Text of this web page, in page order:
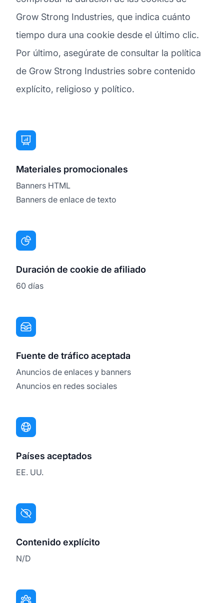
Grow Strong Industries, que indica cuánto
tiempo dura una cookie desde el último clic.
Por último, asegúrate de consultar la política
de Grow Strong Industries sobre contenido
explícito, religioso y político.
Materiales promocionales
Banners HTML
Banners de enlace de texto
Duración de cookie de afiliado
60 días
Fuente de tráfico aceptada
Anuncios de enlaces y banners
Anuncios en redes sociales
Países aceptados
EE. UU.
Contenido explícito
N/D